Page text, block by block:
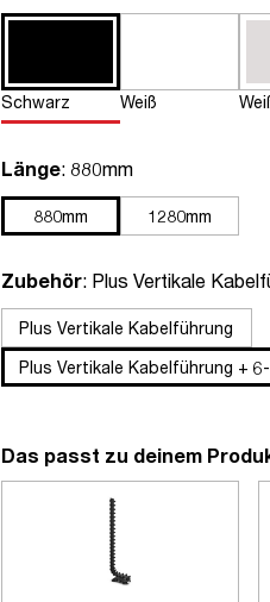
Schwarz Weiß
Längeauswählen
: 880mm
880mm 1280mm
Zubehörauswählen
: Plus Vertikale
Plus Vertikale Kabelführung
Plus Vertikale Kabelführung +
Das passt zu deinem